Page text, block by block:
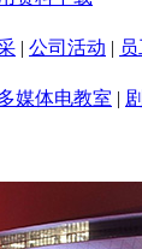
| 公司活动 |
媒体电教室 |